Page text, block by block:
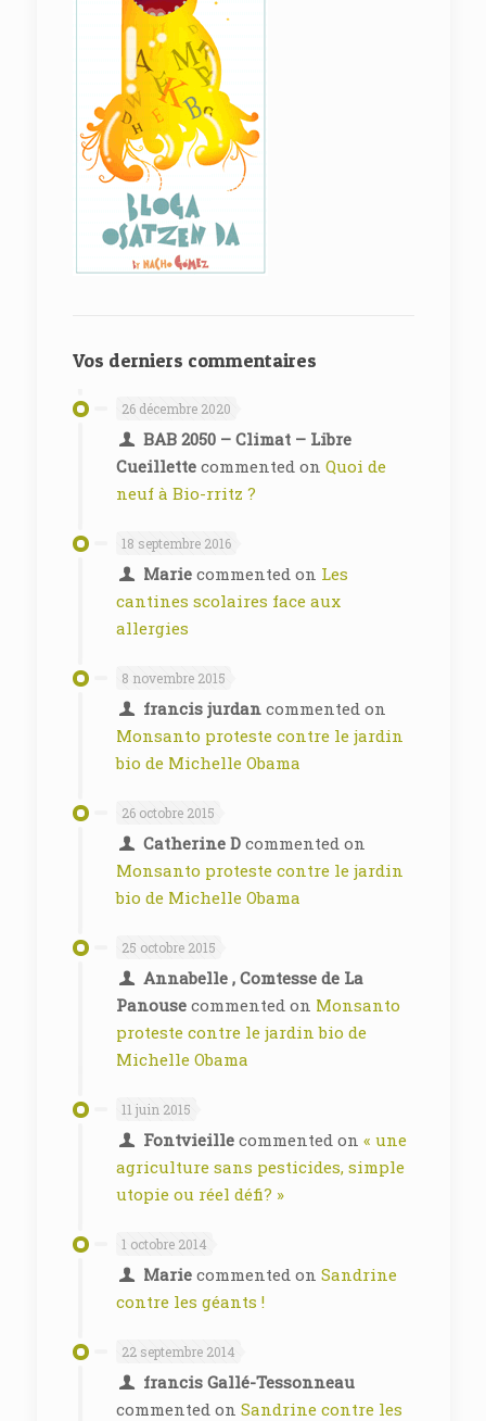
Vos derniers commentaires
26 décembre 2020
BAB 2050 – Climat – Libre
Cueillettecommented on Quoi de
neuf à Bio-rritz ?
18 septembre 2016
Mariecommented on Les
cantines scolaires face aux
allergies
8 novembre 2015
francis jurdancommented on
Monsanto proteste contre le jardin
bio de Michelle Obama
26 octobre 2015
Catherine Dcommented on
Monsanto proteste contre le jardin
bio de Michelle Obama
25 octobre 2015
Annabelle , Comtesse de La
Panousecommented on Monsanto
proteste contre le jardin bio de
Michelle Obama
11 juin 2015
Fontvieillecommented on « une
agriculture sans pesticides, simple
utopie ou réel défi? »
1 octobre 2014
Mariecommented on Sandrine
contre les géants !
22 septembre 2014
francis Gallé-Tessonneau
commented on Sandrine contre les